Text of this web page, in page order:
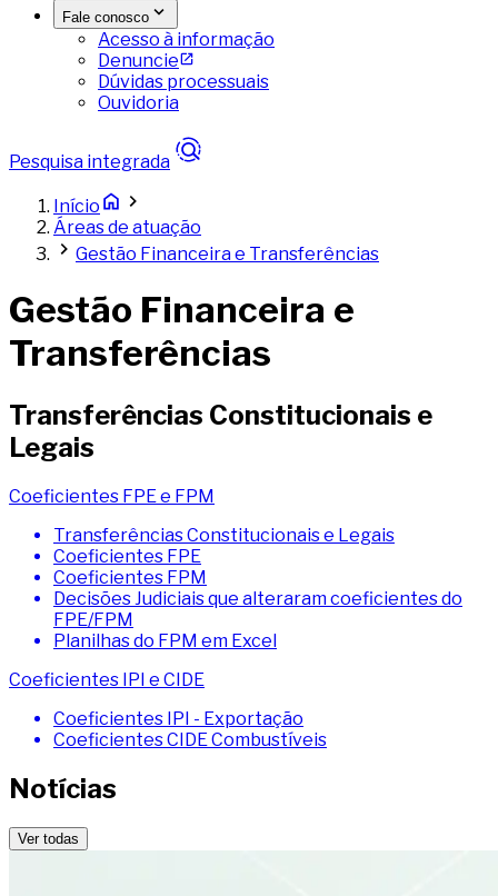
Fale conosco
Acesso à informação
Denuncie
Dúvidas processuais
Ouvidoria
Pesquisa integrada
Início
Áreas de atuação
Gestão Financeira e Transferências
Gestão Financeira e
Transferências
Transferências Constitucionais e
Legais
Coeficientes FPE e FPM
Transferências Constitucionais e Legais
Coeficientes FPE
Coeficientes FPM
Decisões Judiciais que alteraram coeficientes do
FPE/FPM
Planilhas do FPM em Excel
Coeficientes IPI e CIDE
Coeficientes IPI - Exportação
Coeficientes CIDE Combustíveis
Notícias
Ver todas